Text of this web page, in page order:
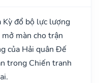
Kỳ đổ bộ lực lượng
màn cho trận
của Hải quân Đế
trong Chiến tranh